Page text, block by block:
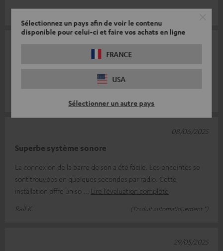
Sélectionnez un pays afin de voir le contenu
disponible pour celui-ci et faire vos achats en ligne
FRANCE
USA
Sélectionner un autre pays
Boris N. (Traduit automatiquement *)
Superbe système sonore
La connexion de la barre de son a été facile. Les enceintes se
sont trouvées en quelques secondes par radio. Cette
installation offre un so
Lire l’évaluation complète
Ralf K.
(Traduit automatiquement *)
08/06/2025
29/05/2025